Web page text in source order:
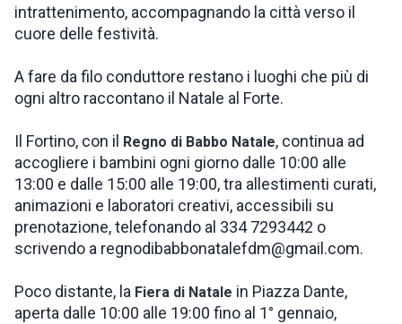
intrattenimento, accompagnando la città verso il
cuore delle festività.
A fare da filo conduttore restano i luoghi che più di
ogni altro raccontano il Natale al Forte.
Il Fortino, con il Regno di Babbo Natale, continua ad
accogliere i bambini ogni giorno dalle 10:00 alle
13:00 e dalle 15:00 alle 19:00, tra allestimenti curati,
animazioni e laboratori creativi, accessibili su
prenotazione, telefonando al 334 7293442 o
scrivendo a regnodibabbonatalefdm@gmail.com.
Poco distante, la Fiera di Natale in Piazza Dante,
aperta dalle 10:00 alle 19:00 fino al 1° gennaio,